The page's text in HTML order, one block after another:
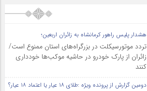
هشدار پلیس راهور کرمانشاه به زائران اربعین؛
تردد موتورسیکلت در بزرگراه‌های استان ممنوع است/
زائران از پارک خودرو در حاشیه موکب‌ها خودداری
کنند
دومین گزارش از پرونده ویژه :طلای ۱۸ عیار یا اعتماد ۱۸ عیار؟